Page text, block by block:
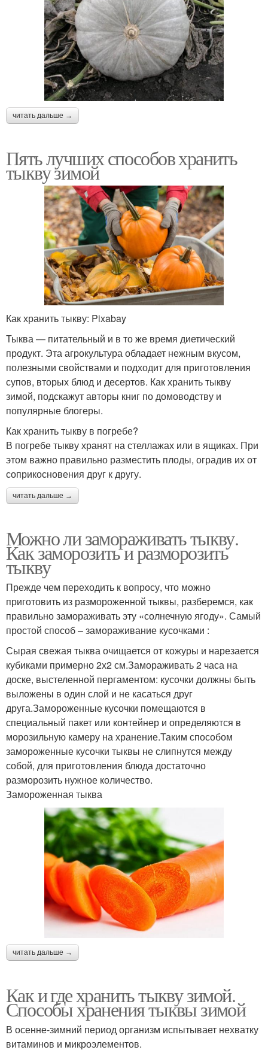
читать дальше →
Пять лучших способов хранить
тыкву зимой
Как хранить тыкву: Pixabay
Тыква — питательный и в то же время диетический
продукт. Эта агрокультура обладает нежным вкусом,
полезными свойствами и подходит для приготовления
супов, вторых блюд и десертов. Как хранить тыкву
зимой, подскажут авторы книг по домоводству и
популярные блогеры.
Как хранить тыкву в погребе?
В погребе тыкву хранят на стеллажах или в ящиках. При
этом важно правильно разместить плоды, оградив их от
соприкосновения друг к другу.
читать дальше →
Можно ли замораживать тыкву.
Как заморозить и разморозить
тыкву
Прежде чем переходить к вопросу, что можно
приготовить из размороженной тыквы, разберемся, как
правильно замораживать эту «солнечную ягоду». Самый
простой способ – замораживание кусочками :
Сырая свежая тыква очищается от кожуры и нарезается
кубиками примерно 2х2 см.Замораживать 2 часа на
доске, выстеленной пергаментом: кусочки должны быть
выложены в один слой и не касаться друг
друга.Замороженные кусочки помещаются в
специальный пакет или контейнер и определяются в
морозильную камеру на хранение.Таким способом
замороженные кусочки тыквы не слипнутся между
собой, для приготовления блюда достаточно
разморозить нужное количество.
Замороженная тыква
читать дальше →
Как и где хранить тыкву зимой.
Способы хранения тыквы зимой
В осенне-зимний период организм испытывает нехватку
витаминов и микроэлементов.